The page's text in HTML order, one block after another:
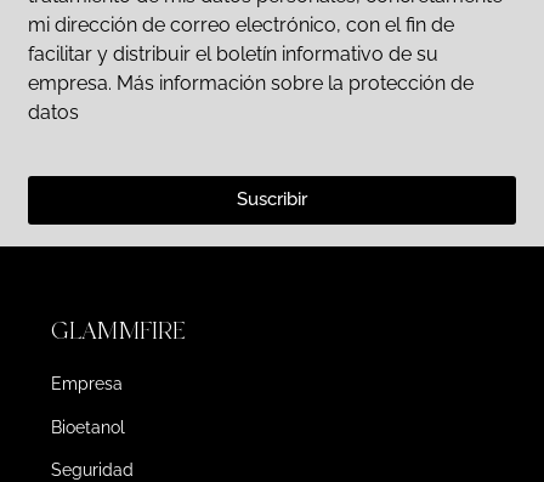
mi dirección de correo electrónico, con el fin de
facilitar y distribuir el boletín informativo de su
empresa. Más información sobre la protección de
datos
Suscribir
GLAMMFIRE
Empresa
Bioetanol
Seguridad